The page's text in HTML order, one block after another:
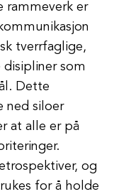
rammeverk er
tverrfaglige,
som
Dette
ned siloer
at alle er på
og
for å holde